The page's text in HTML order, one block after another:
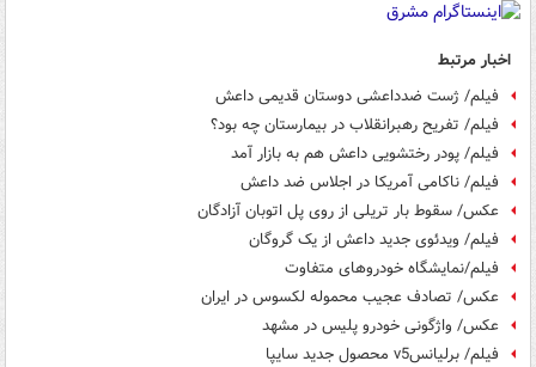
اخبار مرتبط
فیلم/ ژست ضدداعشی دوستان قدیمی داعش
فیلم/ تفریح رهبرانقلاب در بیمارستان چه بود؟
فیلم/ پودر رختشویی داعش هم به بازار آمد
فیلم/ ناکامی آمریکا در اجلاس ضد داعش
عکس/ سقوط بار تریلی از روی پل اتوبان آزادگان
فیلم/ ویدئوی جدید داعش از یک گروگان
فیلم/نمایشگاه خودروهای متفاوت
عکس/ تصادف عجیب محموله لکسوس در ایران
عکس/ واژگونی خودرو پلیس در مشهد
فیلم/ برلیانسv5 محصول جدید سایپا